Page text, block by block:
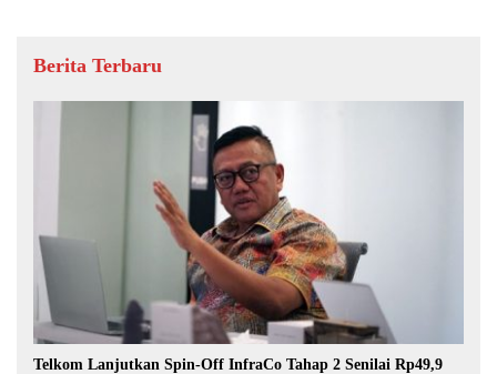
Berita Terbaru
Telkom Lanjutkan Spin-Off InfraCo Tahap 2 Senilai Rp49,9